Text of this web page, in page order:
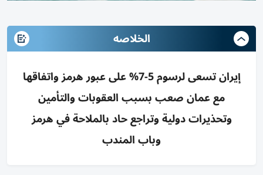
الخلاصه
إيران تسعى لرسوم 5-7% على عبور هرمز واتفاقها
مع عمان صعب بسبب العقوبات والتأمين
وتحذيرات دولية وتراجع حاد بالملاحة في هرمز
وباب المندب